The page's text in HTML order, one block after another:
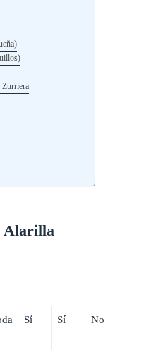
Alarilla
Sí Sí No